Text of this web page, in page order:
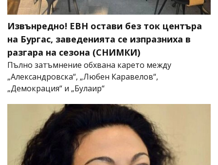
Извънредно! ЕВН остави без ток центъра
на Бургас, заведенията се изпразниха в
разгара на сезона (СНИМКИ)
Пълно затъмнение обхвана карето между
„Александровска“, „Любен Каравелов“,
„Демокрация“ и „Булаир“